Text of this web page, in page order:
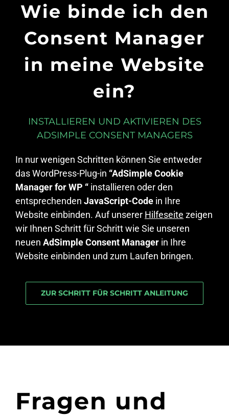
Wie binde ich den
Consent Manager
in meine Website
ein?
INSTALLIEREN UND AKTIVIEREN DES
ADSIMPLE CONSENT MANAGERS
In nur wenigen Schritten können Sie entweder
das WordPress-Plug-in “AdSimple Cookie
Manager for WP “ installieren oder den
entsprechenden JavaScript-Code in Ihre
Website einbinden. Auf unserer Hilfeseite zeigen
wir Ihnen Schritt für Schritt wie Sie unseren
neuen AdSimple Consent Manager in Ihre
Website einbinden und zum Laufen bringen.
ZUR SCHRITT FÜR SCHRITT ANLEITUNG
Fragen und